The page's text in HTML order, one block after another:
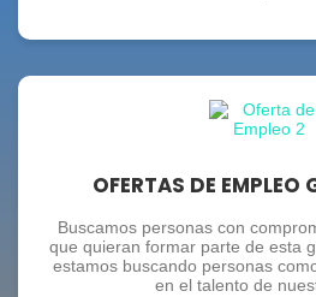
OFERTAS DE EMPLEO
Buscamos personas con
que quieran formar parte de esta
estamos buscando personas
en el talento de